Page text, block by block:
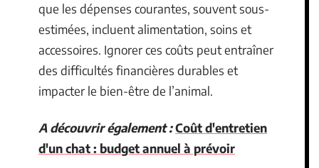
que les dépenses courantes, souvent sous-
estimées, incluent alimentation, soins et
accessoires. Ignorer ces coûts peut entraîner
des difficultés financières durables et
impacter le bien-être de l’animal.
A découvrir également :Coût d'entretien
d'un chat : budget annuel à prévoir